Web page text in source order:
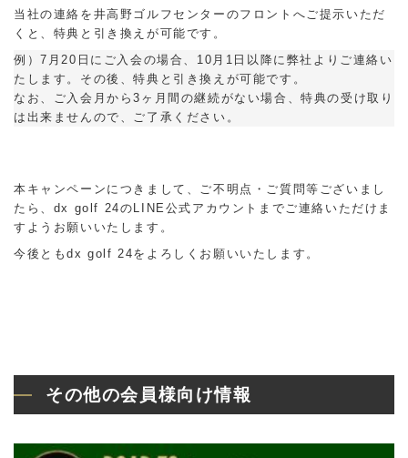
当社の連絡を井高野ゴルフセンターのフロントへご提示いただ
くと、特典と引き換えが可能です。
例）7月20日にご入会の場合、10月1日以降に弊社よりご連絡い
たします。その後、特典と引き換えが可能です。
なお、ご入会月から3ヶ月間の継続がない場合、特典の受け取り
は出来ませんので、ご了承ください。
本キャンペーンにつきまして、ご不明点・ご質問等ございまし
たら、dx golf 24のLINE公式アカウントまでご連絡いただけま
すようお願いいたします。
今後ともdx golf 24をよろしくお願いいたします。
その他の会員様向け情報